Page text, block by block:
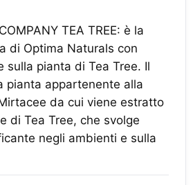
TEA TREE: è la
di Optima Naturals con
sulla pianta di Tea Tree. Il
pianta appartenente alla
da cui viene estratto
di Tea Tree, che svolge
negli ambienti e sulla